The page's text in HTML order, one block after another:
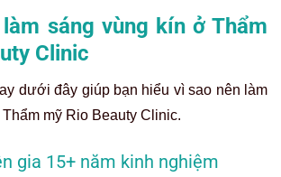
sáng vùng kín ở Thẩm
Clinic
dưới đây giúp bạn hiểu vì sao nên làm
mỹ Rio Beauty Clinic.
gia 15+ năm kinh nghiệm